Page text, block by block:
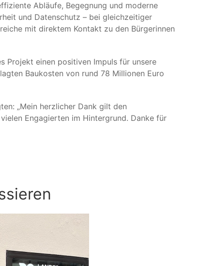
Abläufe, Begegnung und moderne
und Datenschutz – bei gleichzeitiger
mit direktem Kontakt zu den Bürgerinnen
Projekt einen positiven Impuls für unsere
Baukosten von rund 78 Millionen Euro
„Mein herzlicher Dank gilt den
Engagierten im Hintergrund. Danke für